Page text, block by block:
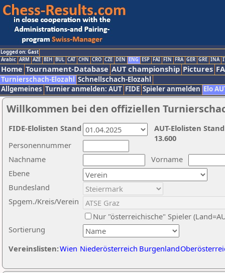
Logged on: Gast
Arabic ARM AZE BIH BUL CAT CHN CRO CZE DEN ENG ESP FAI FIN FRA GER GRE INA
Home Tournament-Database AUT championship Pictures
Turnierschach-Elozahl Schnellschach-Elozahl
Allgemeines Turnier anmelden: AUT FIDE Spieler anmelden Elo
Willkommen bei den offiziellen
Nachname
Vorname
Ebene
Sortierung
Personennummer
Bundesland
Spgem./Kreis/Verein
Nur "österreichische" Spieler
Vereinslisten:Wien Niederösterreich Burgenland
AUT-Elolisten
13.600
FIDE-Elolisten Stand